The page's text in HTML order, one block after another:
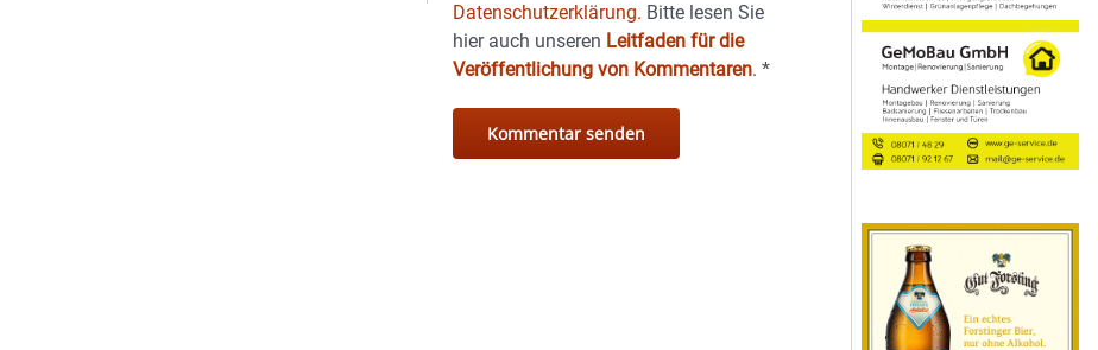
Datenschutzerklärung. Bitte lesen Sie
hier auch unseren Leitfaden für die
Veröffentlichung von Kommentaren.*